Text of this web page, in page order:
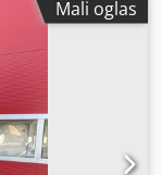
Mali oglas